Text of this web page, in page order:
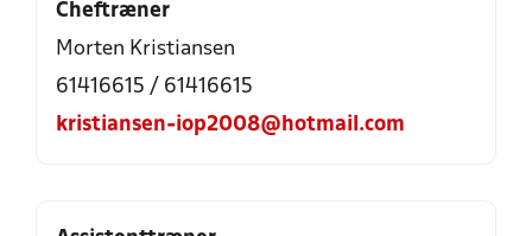
Cheftræner
Morten Kristiansen
61416615 / 61416615
kristiansen-iop2008@hotmail.com